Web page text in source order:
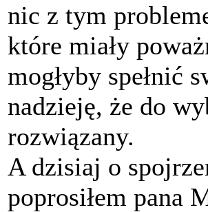
nic z tym
które miały
mogłyby spełnić
nadzieję, że do
rozwiązany.
A dzisiaj o
poprosiłem pana